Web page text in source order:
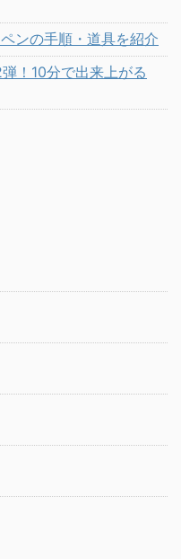
ンの手順・道具を紹介
！10分で出来上がる